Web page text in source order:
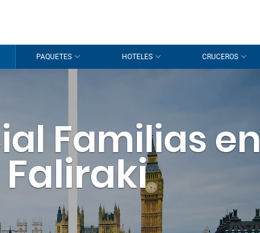
PAQUETES HOTELES CRUCEROS
Familias en
Faliraki